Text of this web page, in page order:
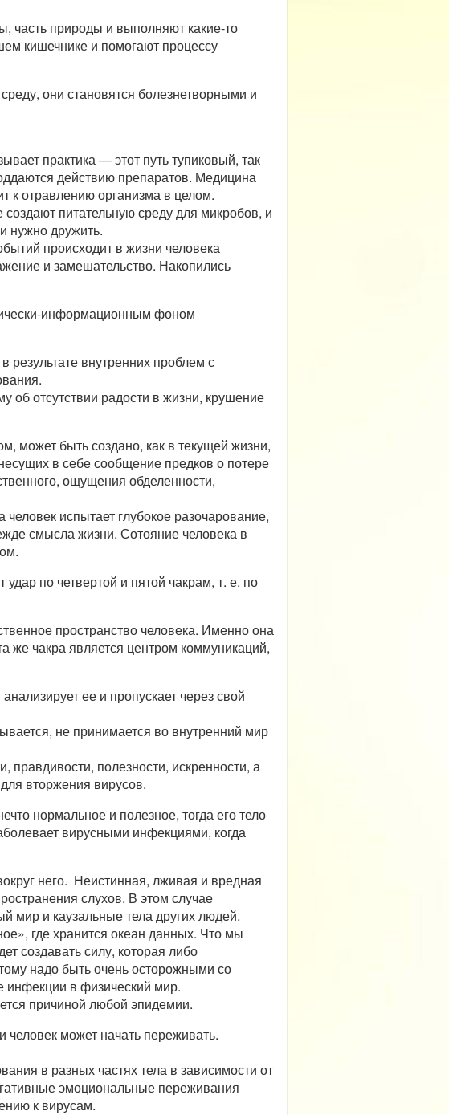
природы и выполняют какие-то
кишечнике и помогают процессу
они становятся болезнетворными и
практика — этот путь тупиковый, так
действию препаратов. Медицина
к отравлению организма в целом.
питательную среду для микробов, и
нужно дружить.
происходит в жизни человека
и замешательство. Накопились
информационным фоном
результате внутренних проблем с
об отсутствии радости в жизни, крушение
может быть создано, как в текущей жизни,
в себе сообщение предков о потере
ощущения обделенности,
испытает глубокое разочарование,
смысла жизни. Сотояние человека в
по четвертой и пятой чакрам, т. е. по
пространство человека. Именно она
же чакра является центром коммуникаций,
ее и пропускает через свой
не принимается во внутренний мир
полезности, искренности, а
вторжения вирусов.
нормальное и полезное, тогда его тело
вирусными инфекциями, когда
него. Неистинная, лживая и вредная
слухов. В этом случае
мир и каузальные тела других людей.
где хранится океан данных. Что мы
создавать силу, которая либо
надо быть очень осторожными со
инфекции в физический мир.
причиной любой эпидемии.
может начать переживать.
в разных частях тела в зависимости от
эмоциональные переживания
к вирусам.